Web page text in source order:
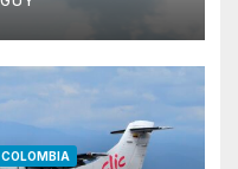
COLOMBIA